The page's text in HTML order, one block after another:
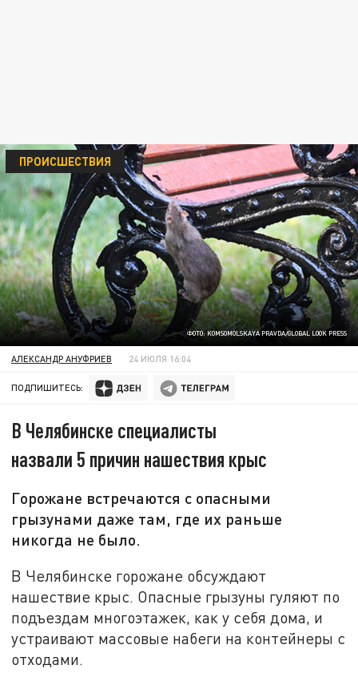
ФОТО: KOMSOMOLSKAYA PRAVDA/GLOBAL LOOK PRESS
ПРОИСШЕСТВИЯ
АЛЕКСАНДР АНУФРИЕВ 24 ИЮЛЯ 16:04
ПОДПИШИТЕСЬ:
В Челябинске специалисты
назвали 5 причин нашествия крыс
Горожане встречаются с опасными
грызунами даже там, где их раньше
никогда не было.
В Челябинске горожане обсуждают
нашествие крыс. Опасные грызуны гуляют по
подъездам многоэтажек, как у себя дома, и
устраивают массовые набеги на контейнеры с
отходами.